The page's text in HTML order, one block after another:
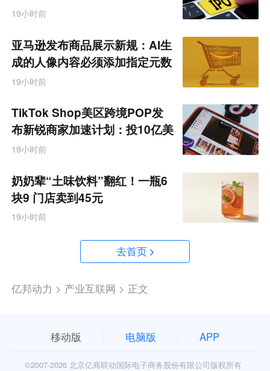
19小时前
亚马逊发布商品展示新规：AI生
成的人像内容必须添加指定元数
据
19小时前
TikTok Shop美区跨境POP发
布新锐商家加速计划：投10亿美
金资源帮扶四类商家
19小时前
奶奶辈“土味饮料”翻红！一瓶6
块9 门店卖到45元
19小时前
去首页
亿邦动力 > 产业互联网 > 正文
移动版 电脑版 APP
©2007-2026 北京亿商联动国际电子商务股份有限公司版权所有